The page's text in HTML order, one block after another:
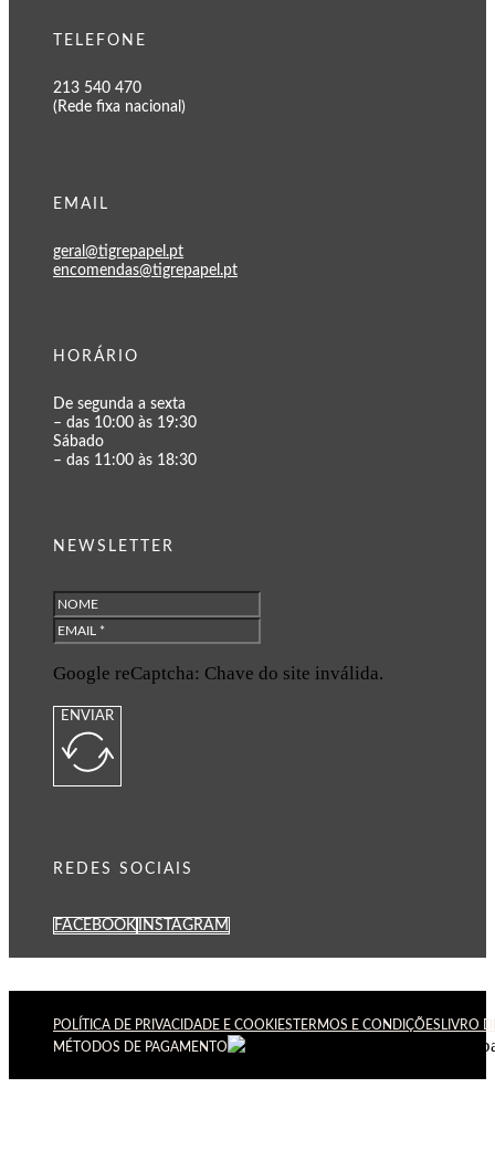
TELEFONE
213 540 470
(Rede fixa nacional)
EMAIL
geral@tigrepapel.pt
encomendas@tigrepapel.pt
HORÁRIO
De segunda a sexta
– das 10:00 às 19:30
Sábado
– das 11:00 às 18:30
NEWSLETTER
Google reCaptcha: Chave do site inválida.
ENVIAR
REDES SOCIAIS
FACEBOOK INSTAGRAM
POLÍTICA DE PRIVACIDADE E COOKIES TERMOS E CONDIÇÕES LIVRO
MÉTODOS DE PAGAMENTO